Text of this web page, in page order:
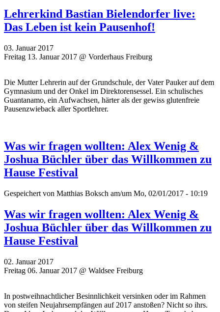
Lehrerkind Bastian Bielendorfer live:
Das Leben ist kein Pausenhof!
03. Januar 2017
Freitag 13. Januar 2017 @ Vorderhaus Freiburg
Die Mutter Lehrerin auf der Grundschule, der Vater Pauker auf dem
Gymnasium und der Onkel im Direktorensessel. Ein schulisches
Guantanamo, ein Aufwachsen, härter als der gewiss glutenfreie
Pausenzwieback aller Sportlehrer.
Was wir fragen wollten: Alex Wenig &
Joshua Büchler über das Willkommen zu
Hause Festival
Gespeichert von Matthias Boksch am/um Mo, 02/01/2017 - 10:19
Was wir fragen wollten: Alex Wenig &
Joshua Büchler über das Willkommen zu
Hause Festival
02. Januar 2017
Freitag 06. Januar 2017 @ Waldsee Freiburg
In postweihnachtlicher Besinnlichkeit versinken oder im Rahmen
von steifen Neujahrsempfängen auf 2017 anstoßen? Nicht so ihrs.